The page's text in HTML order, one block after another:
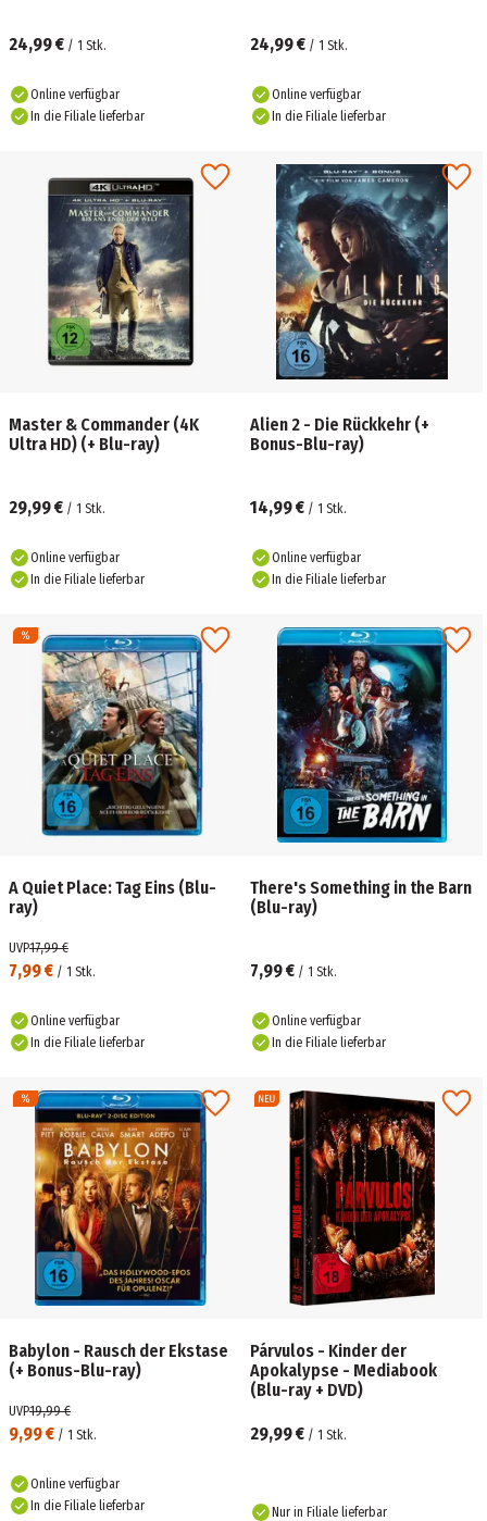
24,99 € / 1 Stk.
Online verfügbar
In die Filiale lieferbar
24,99 € / 1 Stk.
Online verfügbar
In die Filiale lieferbar
Master & Commander (4K
Ultra HD) (+ Blu-ray)
29,99 € / 1 Stk.
Online verfügbar
In die Filiale lieferbar
Alien 2 - Die Rückkehr (+
Bonus-Blu-ray)
14,99 € / 1 Stk.
Online verfügbar
In die Filiale lieferbar
A Quiet Place: Tag Eins (Blu-
ray)
7,99 € / 1 Stk.
UVP17,99 €
Online verfügbar
In die Filiale lieferbar
There's Something in the Barn
(Blu-ray)
7,99 € / 1 Stk.
Online verfügbar
In die Filiale lieferbar
Babylon - Rausch der Ekstase
(+ Bonus-Blu-ray)
9,99 € / 1 Stk.
UVP19,99 €
Online verfügbar
In die Filiale lieferbar
Párvulos - Kinder der
Apokalypse - Mediabook
(Blu-ray + DVD)
29,99 € / 1 Stk.
Nur in Filiale lieferbar